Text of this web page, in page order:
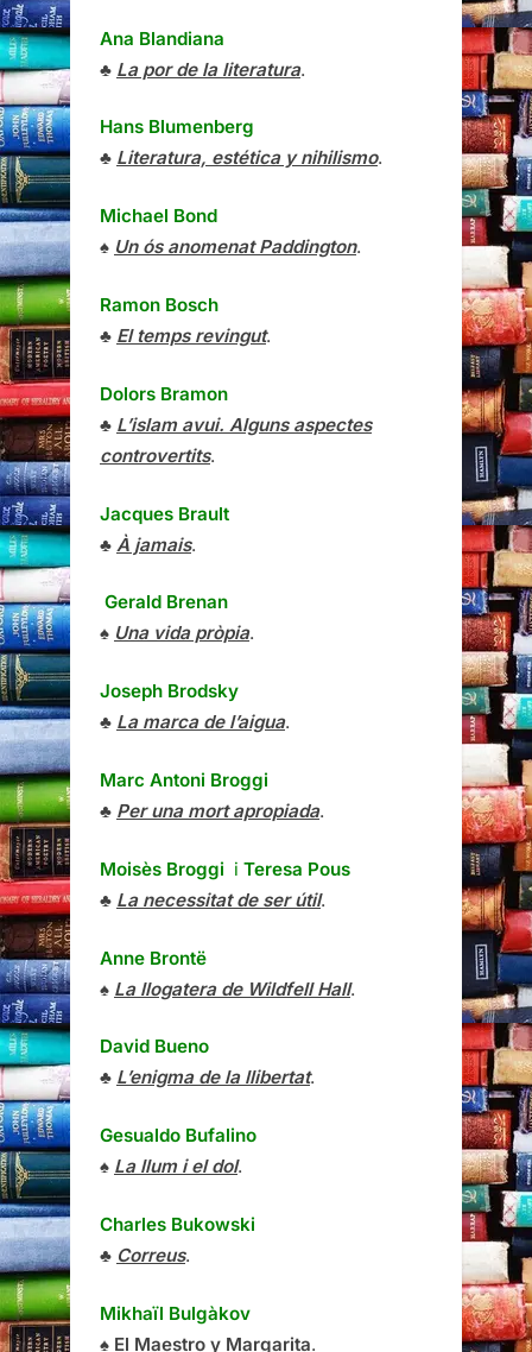
Ana Blandiana
♣ La por de la literatura.
Hans Blumenberg
♣ Literatura, estética y nihilismo.
Michael Bond
♠ Un ós anomenat Paddington.
Ramon Bosch
♣ El temps revingut.
Dolors Bramon
♣ L’islam avui. Alguns aspectes
controvertits.
Jacques Brault
♣ À jamais.
Gerald Brenan
♠ Una vida pròpia.
Joseph Brodsky
♣ La marca de l’aigua.
Marc Antoni Broggi
♣ Per una mort apropiada.
Moisès Broggi i Teresa Pous
♣ La necessitat de ser útil.
Anne Brontë
♠ La llogatera de Wildfell Hall.
David Bueno
♣ L’enigma de la llibertat.
Gesualdo Bufalino
♠ La llum i el dol.
Charles Bukowski
♣ Correus.
Mikhaïl Bulgàkov
♠ El Maestro y Margarita.